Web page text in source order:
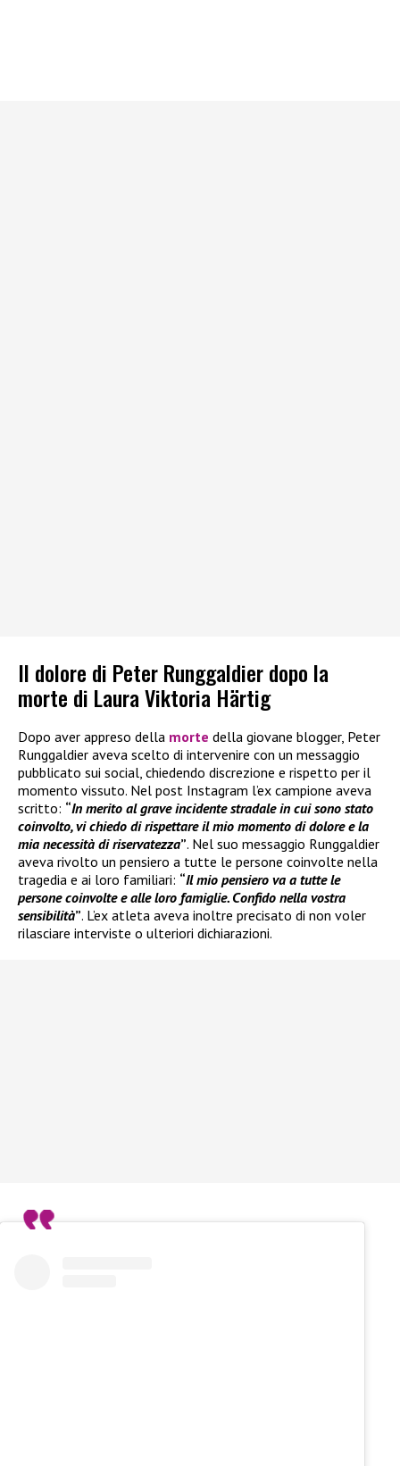
Il dolore di Peter Runggaldier dopo la
morte di Laura Viktoria Härtig
Dopo aver appreso della morte della giovane blogger, Peter
Runggaldier aveva scelto di intervenire con un messaggio
pubblicato sui social, chiedendo discrezione e rispetto per il
momento vissuto. Nel post Instagram l’ex campione aveva
scritto: “In merito al grave incidente stradale in cui sono stato
coinvolto, vi chiedo di rispettare il mio momento di dolore e la
mia necessità di riservatezza”. Nel suo messaggio Runggaldier
aveva rivolto un pensiero a tutte le persone coinvolte nella
tragedia e ai loro familiari: “Il mio pensiero va a tutte le
persone coinvolte e alle loro famiglie. Confido nella vostra
sensibilità”. L’ex atleta aveva inoltre precisato di non voler
rilasciare interviste o ulteriori dichiarazioni.